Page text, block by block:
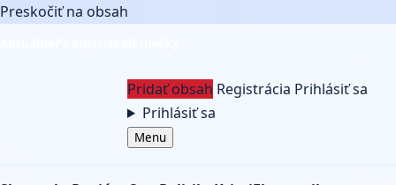
Preskočiť na obsah
Pridať obsah Registrácia Prihlásiť sa
Prihlásiť sa
Menu